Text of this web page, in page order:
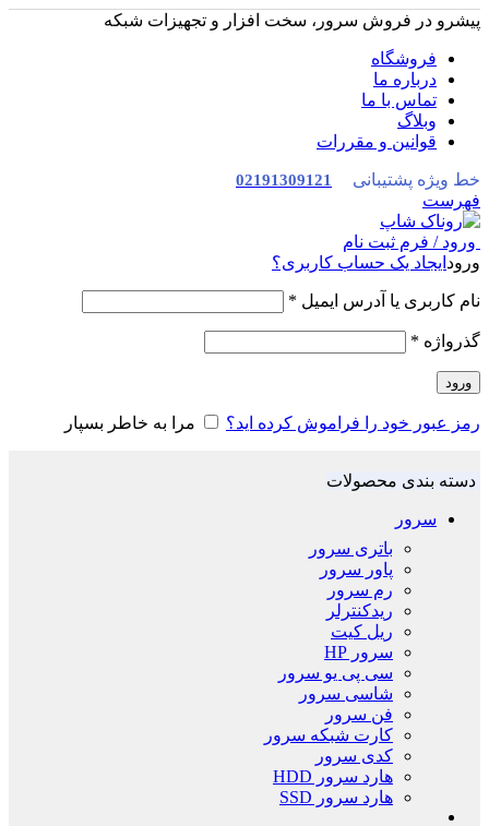
پیشرو در فروش سرور، سخت افزار و تجهیزات شبکه
فروشگاه
درباره ما
تماس با ما
وبلاگ
قوانین و مقررات
خط ویژه پشتیبانی 02191309121
فهرست
ورود / فرم ثبت نام
ورود ایجاد یک حساب کاربری؟
نام کاربری یا آدرس ایمیل *
گذرواژه *
ورود
رمز عبور خود را فراموش کرده اید؟ مرا به خاطر بسپار
دسته بندی محصولات
سرور
باتری سرور
پاور سرور
رم سرور
ریدکنترلر
ریل کیت
سرور HP
سی پی یو سرور
شاسی سرور
فن سرور
کارت شبکه سرور
کدی سرور
هارد سرور HDD
هارد سرور SSD